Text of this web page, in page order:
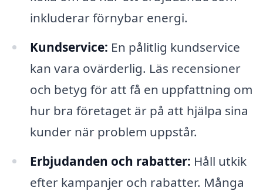
inkluderar förnybar energi.
Kundservice: En pålitlig kundservice
kan vara ovärderlig. Läs recensioner
och betyg för att få en uppfattning om
hur bra företaget är på att hjälpa sina
kunder när problem uppstår.
Erbjudanden och rabatter: Håll utkik
efter kampanjer och rabatter. Många